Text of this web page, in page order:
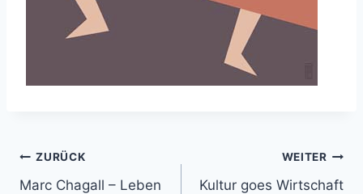
Beitragsnavigation
ZURÜCK
Marc Chagall – Leben
WEITER
Kultur goes Wirtschaft